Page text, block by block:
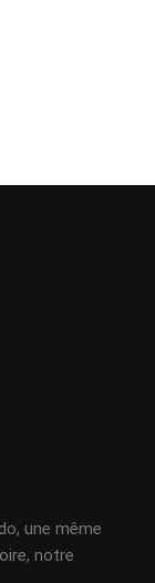
une même
notre